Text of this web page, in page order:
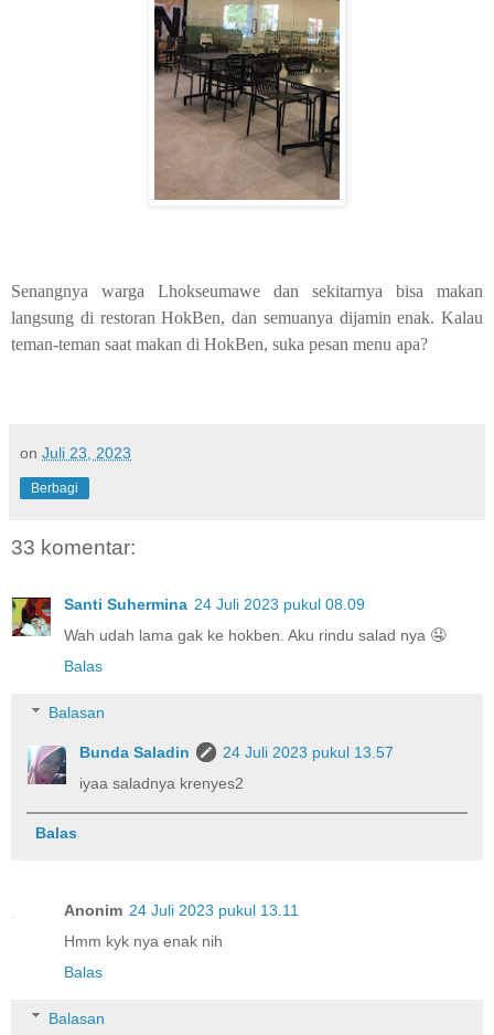
Senangnya warga Lhokseumawe dan sekitarnya bisa makan
langsung di restoran HokBen, dan semuanya dijamin enak. Kalau
teman-teman saat makan di HokBen, suka pesan menu apa?
on Juli 23, 2023
Berbagi
33 komentar:
Santi Suhermina 24 Juli 2023 pukul 08.09
Wah udah lama gak ke hokben. Aku rindu salad nya 🤤
Balas
Balasan
Bunda Saladin
24 Juli 2023 pukul 13.57
iyaa saladnya krenyes2
Balas
Anonim 24 Juli 2023 pukul 13.11
Hmm kyk nya enak nih
Balas
Balasan